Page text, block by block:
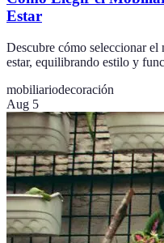
Estar
Descubre cómo seleccionar
estar, equilibrando estilo y
mobiliariodecoración
Aug 5